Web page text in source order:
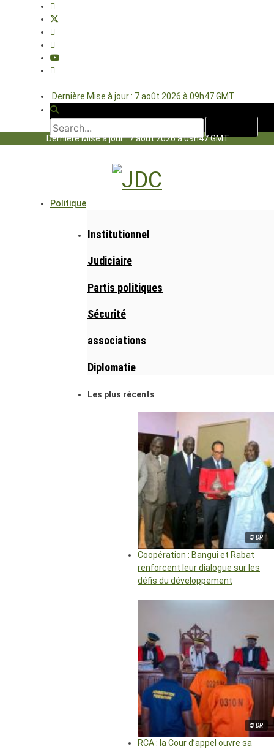
Dernière Mise à jour : 7 août 2026 à 09h47 GMT
Dernière Mise à jour : 7 août 2026 à 09h47 GMT
Politique
Institutionnel
Judiciaire
Partis politiques
Sécurité
associations
Diplomatie
Les plus récents
© DR
Coopération : Bangui et Rabat
renforcent leur dialogue sur les
défis du développement
© DR
RCA : la Cour d’appel ouvre sa